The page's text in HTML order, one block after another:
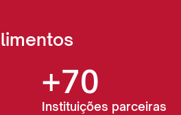
+70
Instituições parceiras